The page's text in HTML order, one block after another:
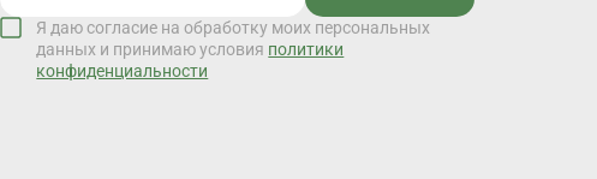
Я даю согласие на обработку моих персональных
данных и принимаю условия политики
конфиденциальности